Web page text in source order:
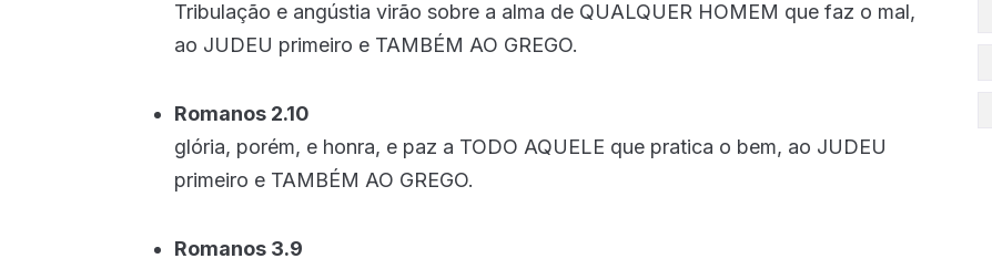
Tribulação e angústia virão sobre a alma de QUALQUER HOMEM que faz o mal,
ao JUDEU primeiro e TAMBÉM AO GREGO.
Romanos 2.10
glória, porém, e honra, e paz a TODO AQUELE que pratica o bem, ao JUDEU
primeiro e TAMBÉM AO GREGO.
Romanos 3.9